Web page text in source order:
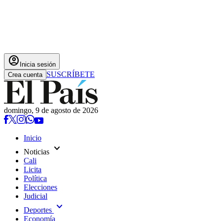
account_circle Inicia sesión
Crea cuenta SUSCRÍBETE
domingo, 9 de agosto de 2026
Inicio
Noticias expand_more
Cali
Licita
Política
Elecciones
Judicial
Deportes expand_more
Economía